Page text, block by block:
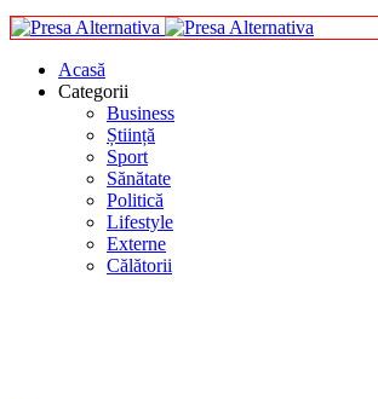
Acasă
Categorii
Business
Știință
Sport
Sănătate
Politică
Lifestyle
Externe
Călătorii